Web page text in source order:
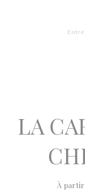
LA
À partir